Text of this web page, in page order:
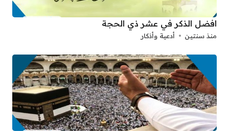
افضل الذكر في عشر ذي الحجة
منذ سنتين أدعية وأذكار